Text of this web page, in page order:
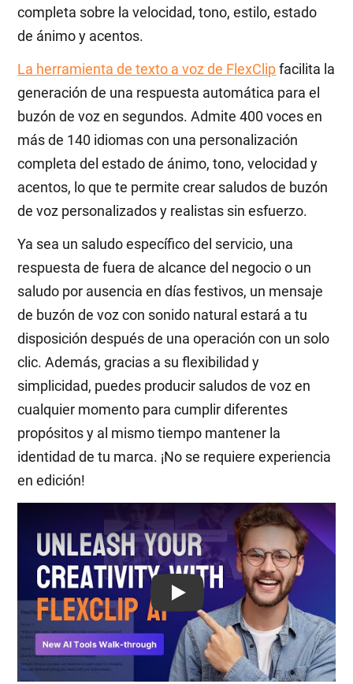
completa sobre la velocidad, tono, estilo, estado
de ánimo y acentos.
La herramienta de texto a voz de FlexClipfacilita la
generación de una respuesta automática para el
buzón de voz en segundos. Admite 400 voces en
más de 140 idiomas con una personalización
completa del estado de ánimo, tono, velocidad y
acentos, lo que te permite crear saludos de buzón
de voz personalizados y realistas sin esfuerzo.
Ya sea un saludo específico del servicio, una
respuesta de fuera de alcance del negocio o un
saludo por ausencia en días festivos, un mensaje
de buzón de voz con sonido natural estará a tu
disposición después de una operación con un solo
clic. Además, gracias a su flexibilidad y
simplicidad, puedes producir saludos de voz en
cualquier momento para cumplir diferentes
propósitos y al mismo tiempo mantener la
identidad de tu marca. ¡No se requiere experiencia
en edición!
Play: Keynote (Google I/O '18)